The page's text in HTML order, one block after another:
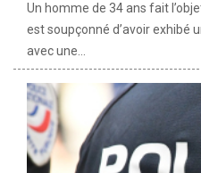
Un homme de 34 ans fait
est soupçonné d’avoir exhibé
avec une...